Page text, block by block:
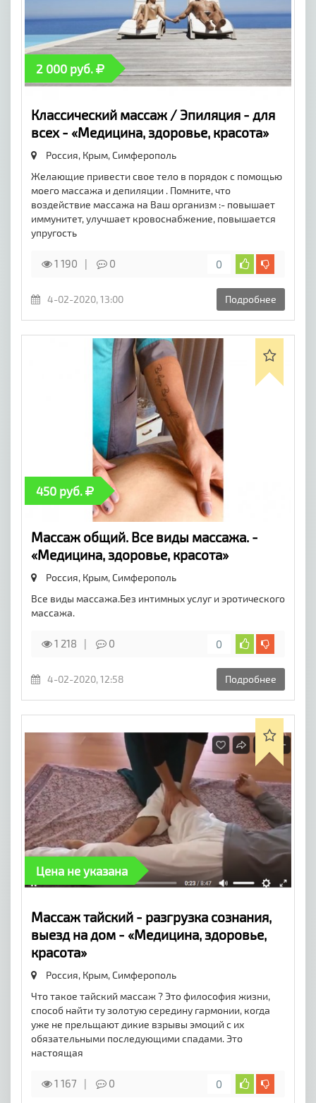
2 000 руб.
Классический массаж / Эпиляция - для
всех - «Медицина, здоровье, красота»
Россия, Крым,Симферополь
Желающие привести свое тело в порядок с помощью
моего массажа и депиляции . Помните, что
воздействие массажа на Ваш организм :- повышает
иммунитет, улучшает кровоснабжение, повышается
упругость
1 190 0 0
4-02-2020, 13:00 Подробнее
450 руб.
Массаж общий. Все виды массажа. -
«Медицина, здоровье, красота»
Россия, Крым,Симферополь
Все виды массажа.Без интимных услуг и эротического
массажа.
1 218 0 0
4-02-2020, 12:58 Подробнее
Цена не указана
Массаж тайский - разгрузка сознания,
выезд на дом - «Медицина, здоровье,
красота»
Россия, Крым,Симферополь
Что такое тайский массаж ? Это философия жизни,
способ найти ту золотую середину гармонии, когда
уже не прельщают дикие взрывы эмоций с их
обязательными последующими спадами. Это
настоящая
1 167 0 0